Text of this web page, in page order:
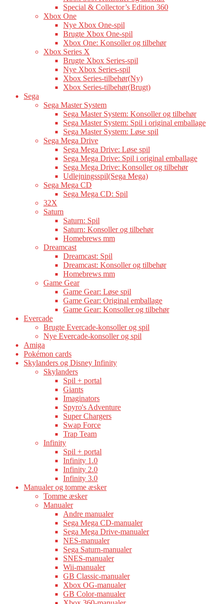
Special & Collector’s Edition 360
Xbox One
Nye Xbox One-spil
Brugte Xbox One-spil
Xbox One: Konsoller og tilbehør
Xbox Series X
Brugte Xbox Series-spil
Nye Xbox Series-spil
Xbox Series-tilbehør(Ny)
Xbox Series-tilbehør(Brugt)
Sega
Sega Master System
Sega Master System: Konsoller og tilbehør
Sega Master System: Spil i original emballage
Sega Master System: Løse spil
Sega Mega Drive
Sega Mega Drive: Løse spil
Sega Mega Drive: Spil i original emballage
Sega Mega Drive: Konsoller og tilbehør
Udlejningsspil(Sega Mega)
Sega Mega CD
Sega Mega CD: Spil
32X
Saturn
Saturn: Spil
Saturn: Konsoller og tilbehør
Homebrews mm
Dreamcast
Dreamcast: Spil
Dreamcast: Konsoller og tilbehør
Homebrews mm
Game Gear
Game Gear: Løse spil
Game Gear: Original emballage
Game Gear: Konsoller og tilbehør
Evercade
Brugte Evercade-konsoller og spil
Nye Evercade-konsoller og spil
Amiga
Pokémon cards
Skylanders og Disney Infinity
Skylanders
Spil + portal
Giants
Imaginators
Spyro's Adventure
Super Chargers
Swap Force
Trap Team
Infinity
Spil + portal
Infinity 1.0
Infinity 2.0
Infinity 3.0
Manualer og tomme æsker
Tomme æsker
Manualer
Andre manualer
Sega Mega CD-manualer
Sega Mega Drive-manualer
NES-manualer
Sega Saturn-manualer
SNES-manualer
Wii-manualer
GB Classic-manualer
Xbox OG-manualer
GB Color-manualer